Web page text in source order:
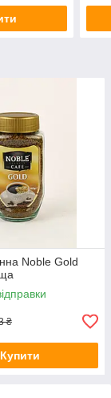
Noble Gold
₴
Купити